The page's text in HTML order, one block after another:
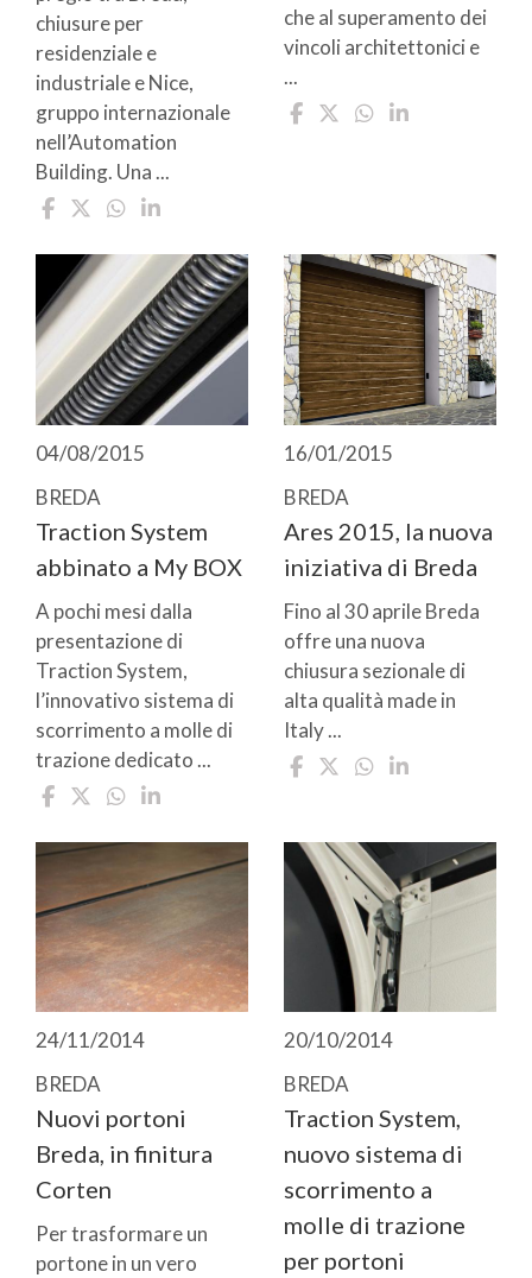
chiusure per
residenziale e
industriale e Nice,
gruppo internazionale
nell’Automation
Building. Una ...
che al superamento dei
vincoli architettonici e
...
04/08/2015
BREDA
Traction System
abbinato a My BOX
A pochi mesi dalla
presentazione di
Traction System,
l’innovativo sistema di
scorrimento a molle di
trazione dedicato ...
16/01/2015
BREDA
Ares 2015, la nuova
iniziativa di Breda
Fino al 30 aprile Breda
offre una nuova
chiusura sezionale di
alta qualità made in
Italy ...
24/11/2014
BREDA
Nuovi portoni
Breda, in finitura
Corten
Per trasformare un
portone in un vero
20/10/2014
BREDA
Traction System,
nuovo sistema di
scorrimento a
molle di trazione
per portoni